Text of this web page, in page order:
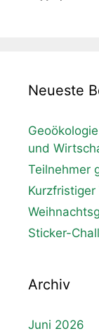
Neueste
und
Teilnehmer
Sticker-
Archiv
Juni 2026